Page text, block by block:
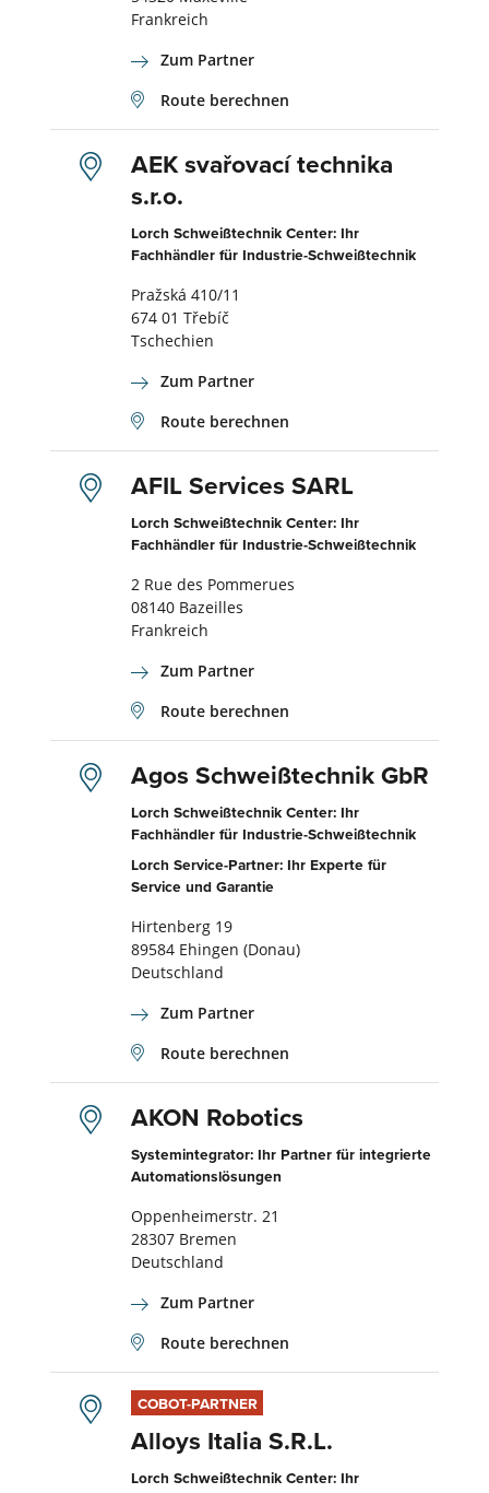
Frankreich
Zum Partner
Route berechnen
AEK svařovací technika
s.r.o.
Lorch Schweißtechnik Center: Ihr
Fachhändler für Industrie-Schweißtechnik
Pražská 410/11
674 01 Třebíč
Tschechien
Zum Partner
Route berechnen
AFIL Services SARL
Lorch Schweißtechnik Center: Ihr
Fachhändler für Industrie-Schweißtechnik
2 Rue des Pommerues
08140 Bazeilles
Frankreich
Zum Partner
Route berechnen
Agos Schweißtechnik GbR
Lorch Schweißtechnik Center: Ihr
Fachhändler für Industrie-Schweißtechnik
Lorch Service-Partner: Ihr Experte für
Service und Garantie
Hirtenberg 19
89584 Ehingen (Donau)
Deutschland
Zum Partner
Route berechnen
AKON Robotics
Systemintegrator: Ihr Partner für integrierte
Automationslösungen
Oppenheimerstr. 21
28307 Bremen
Deutschland
Zum Partner
Route berechnen
COBOT-PARTNER
Alloys Italia S.R.L.
Lorch Schweißtechnik Center: Ihr